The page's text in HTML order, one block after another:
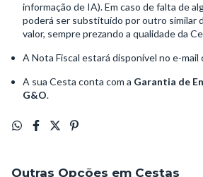
informação de IA). Em caso de falta de
poderá ser substituído por outro similar
valor, sempre prezando a qualidade da
A Nota Fiscal estará disponível no e-mail
A sua Cesta conta com a Garantia de
G&O.
Outras Opções em Cestas